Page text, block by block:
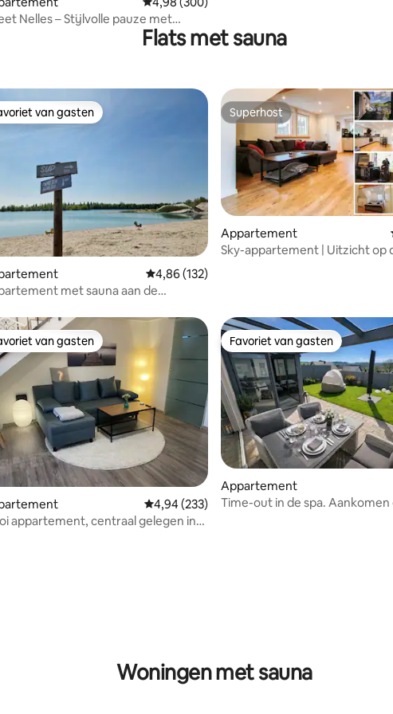
Nelles – Stijlvolle pauze met
Flats met sauna
van 4,95 uit 5, 131 recensies
van gasten
van gasten
Gemiddelde beoordeling van 4,86 uit 5, 132
4,86 (132)
met sauna aan de
Superhost
Superhost
Appartement
Sky-appartement | Uitzicht op
van 4,78 uit 5, 110 recensies
van gasten
van gasten
Gemiddelde beoordeling van 4,94 uit 5, 233
4,94 (233)
appartement, centraal gelegen in
Favoriet van gasten
Favoriet van gasten
Appartement
Time-out in de spa. Aankomen
Woningen met sauna